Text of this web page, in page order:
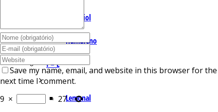
Geraniol
Humuleno
I – L
Lemonal
Save my name, email, and website in this browser for the
next time I comment.
9 × = 27